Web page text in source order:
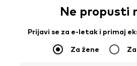
Ne propusti
Prijavi se za e-letak i primaj
Za žene